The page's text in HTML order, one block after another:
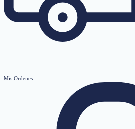
Mis Ordenes